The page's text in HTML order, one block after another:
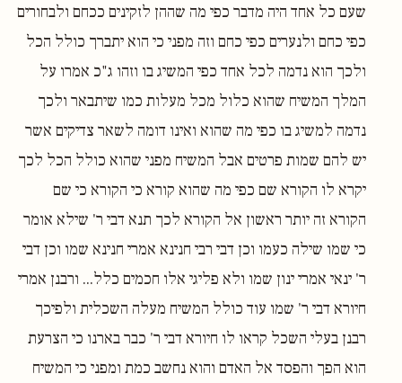
שעם כל אחד היה מדבר כפי מה שההן לזקינים ככחם ולבחורים
כפי כחם ולנערים כפי כחם וזה מפני כי הוא יתברך כולל הכל
ולכך הוא נדמה לכל אחד כפי המשיג בו וזהו ג"כ אמרו על
המלך המשיח שהוא כלול מכל מעלות כמו שיתבאר ולכך
נדמה למשיג בו כפי מה שהוא ואינו דומה לשאר צדיקים אשר
יש להם שמות פרטים אבל המשיח מפני שהוא כולל הכל לכך
יקרא לו הקורא שם כפי מה שהוא קורא כי הקורא כי שם
הקורא זה יותר ראשון אל הקורא לכך תנא דבי ר' שילא אומר
כי שמו שילה כעמו וכן דבי רבי חנינא אמרי חנינא שמו וכן דבי
ר' ינאי אמרי ינון שמו ולא פליגי אלו חכמים כלל... ורבנן אמרי
חיורא דבי ר' שמו עוד כולל המשיח מעלה השכלית ולפיכך
רבנן בעלי השכל קראו לו חיורא דבי ר' כבר בארנו כי הצרעת
הוא הפך והפסד אל האדם והוא נחשב כמת ומפני כי המשיח